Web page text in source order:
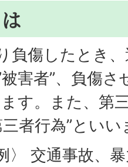
負傷したとき
害者”、負傷さ
す。また、第
者行為”といい
〉 交通事故、